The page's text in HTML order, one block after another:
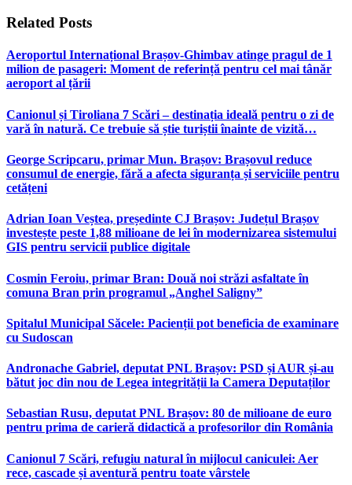
Related Posts
Aeroportul Internațional Brașov‑Ghimbav atinge pragul de 1
milion de pasageri: Moment de referință pentru cel mai tânăr
aeroport al țării
Canionul și Tiroliana 7 Scări – destinația ideală pentru o zi de
vară în natură. Ce trebuie să știe turiștii înainte de vizită…
George Scripcaru, primar Mun. Brașov: Brașovul reduce
consumul de energie, fără a afecta siguranța și serviciile pentru
cetățeni
Adrian Ioan Veștea, președinte CJ Brașov: Județul Brașov
investește peste 1,88 milioane de lei în modernizarea sistemului
GIS pentru servicii publice digitale
Cosmin Feroiu, primar Bran: Două noi străzi asfaltate în
comuna Bran prin programul „Anghel Saligny”
Spitalul Municipal Săcele: Pacienții pot beneficia de examinare
cu Sudoscan
Andronache Gabriel, deputat PNL Brașov: PSD și AUR și-au
bătut joc din nou de Legea integrității la Camera Deputaților
Sebastian Rusu, deputat PNL Brașov: 80 de milioane de euro
pentru prima de carieră didactică a profesorilor din România
Canionul 7 Scări, refugiu natural în mijlocul caniculei: Aer
rece, cascade și aventură pentru toate vârstele